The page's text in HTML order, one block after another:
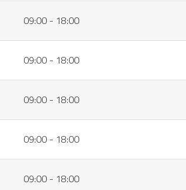
09:00 - 18:00
09:00 - 18:00
09:00 - 18:00
09:00 - 18:00
09:00 - 18:00